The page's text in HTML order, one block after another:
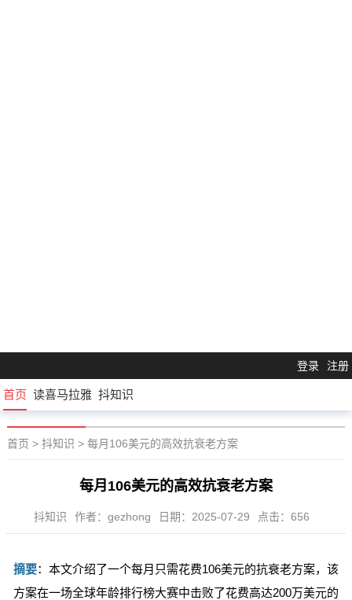
登录 注册
首页 读喜马拉雅 抖知识
首页 > 抖知识 > 每月106美元的高效抗衰老方案
每月106美元的高效抗衰老方案
抖知识 作者：gezhong 日期：2025-07-29 点击：656
摘要：本文介绍了一个每月只需花费106美元的抗衰老方案，该
方案在一场全球年龄排行榜大赛中击败了花费高达200万美元的